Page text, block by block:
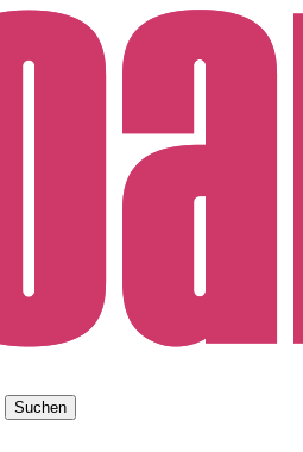
Suchen